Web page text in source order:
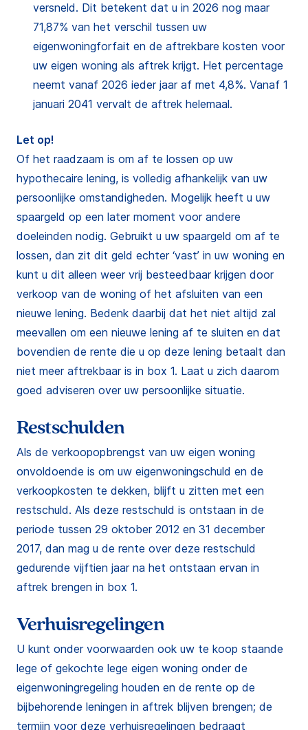
versneld. Dit betekent dat u in 2026 nog maar
71,87% van het verschil tussen uw
eigenwoningforfait en de aftrekbare kosten voor
uw eigen woning als aftrek krijgt. Het percentage
neemt vanaf 2026 ieder jaar af met 4,8%. Vanaf 1
januari 2041 vervalt de aftrek helemaal.
Let op!
Of het raadzaam is om af te lossen op uw
hypothecaire lening, is volledig afhankelijk van uw
persoonlijke omstandigheden. Mogelijk heeft u uw
spaargeld op een later moment voor andere
doeleinden nodig. Gebruikt u uw spaargeld om af te
lossen, dan zit dit geld echter ‘vast’ in uw woning en
kunt u dit alleen weer vrij besteedbaar krijgen door
verkoop van de woning of het afsluiten van een
nieuwe lening. Bedenk daarbij dat het niet altijd zal
meevallen om een nieuwe lening af te sluiten en dat
bovendien de rente die u op deze lening betaalt dan
niet meer aftrekbaar is in box 1. Laat u zich daarom
goed adviseren over uw persoonlijke situatie.
Restschulden
Als de verkoopopbrengst van uw eigen woning
onvoldoende is om uw eigenwoningschuld en de
verkoopkosten te dekken, blijft u zitten met een
restschuld. Als deze restschuld is ontstaan in de
periode tussen 29 oktober 2012 en 31 december
2017, dan mag u de rente over deze restschuld
gedurende vijftien jaar na het ontstaan ervan in
aftrek brengen in box 1.
Verhuisregelingen
U kunt onder voorwaarden ook uw te koop staande
lege of gekochte lege eigen woning onder de
eigenwoningregeling houden en de rente op de
bijbehorende leningen in aftrek blijven brengen; de
termijn voor deze verhuisregelingen bedraagt